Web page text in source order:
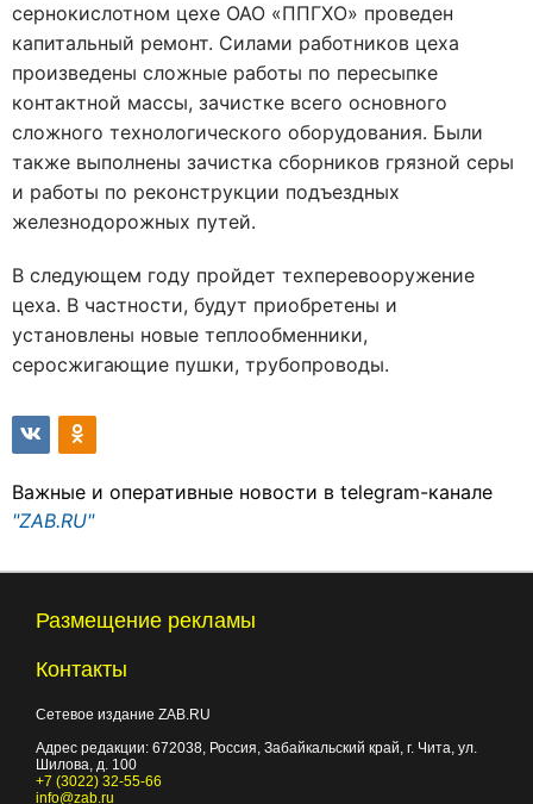
сернокислотном цехе ОАО «ППГХО» проведен
капитальный ремонт. Силами работников цеха
произведены сложные работы по пересыпке
контактной массы, зачистке всего основного
сложного технологического оборудования. Были
также выполнены зачистка сборников грязной серы
и работы по реконструкции подъездных
железнодорожных путей.
В следующем году пройдет техперевооружение
цеха. В частности, будут приобретены и
установлены новые теплообменники,
серосжигающие пушки, трубопроводы.
Важные и оперативные новости в telegram-канале
"ZAB.RU"
Размещение рекламы
Контакты
Сетевое издание ZAB.RU
Адрес редакции: 672038, Россия, Забайкальский край, г. Чита, ул.
Шилова, д. 100
+7 (3022) 32-55-66
info@zab.ru